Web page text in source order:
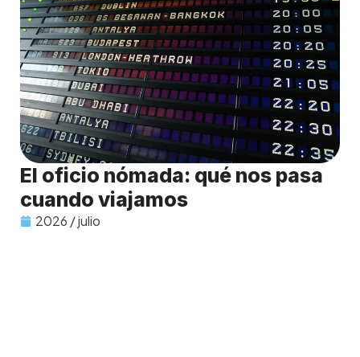
El oficio nómada: qué nos pasa
cuando viajamos
2026 / julio